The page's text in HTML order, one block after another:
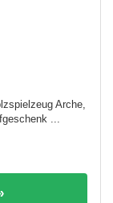
Arche,
...